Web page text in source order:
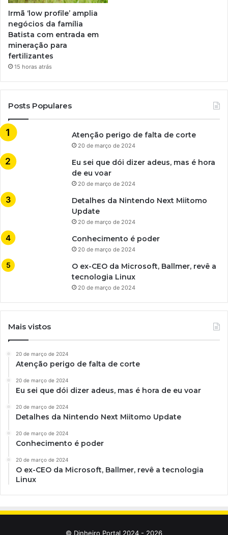
Irmã ‘low profile’ amplia
negócios da família
Batista com entrada em
mineração para
fertilizantes
15 horas atrás
Posts Populares
Atenção perigo de falta de corte
20 de março de 2024
Eu sei que dói dizer adeus, mas é hora
de eu voar
20 de março de 2024
Detalhes da Nintendo Next Miitomo
Update
20 de março de 2024
Conhecimento é poder
20 de março de 2024
O ex-CEO da Microsoft, Ballmer, revê a
tecnologia Linux
20 de março de 2024
Mais vistos
20 de março de 2024
Atenção perigo de falta de corte
20 de março de 2024
Eu sei que dói dizer adeus, mas é hora de eu voar
20 de março de 2024
Detalhes da Nintendo Next Miitomo Update
20 de março de 2024
Conhecimento é poder
20 de março de 2024
O ex-CEO da Microsoft, Ballmer, revê a tecnologia
Linux
© Dinheiro Portal 2024 - 2026